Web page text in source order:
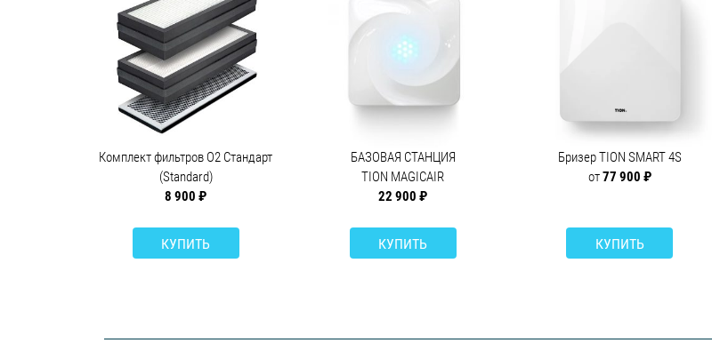
Комплект фильтров O2 Стандарт
(Standard)
8 900 ₽
КУПИТЬ
БАЗОВАЯ СТАНЦИЯ
TION MAGICAIR
22 900 ₽
КУПИТЬ
Бризер TION SMART 4S
от77 900 ₽
КУПИТЬ